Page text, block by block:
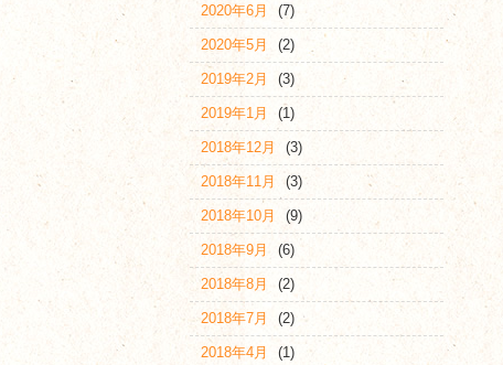
2020年6月 (7)
2020年5月 (2)
2019年2月 (3)
2019年1月 (1)
2018年12月 (3)
2018年11月 (3)
2018年10月 (9)
2018年9月 (6)
2018年8月 (2)
2018年7月 (2)
2018年4月 (1)